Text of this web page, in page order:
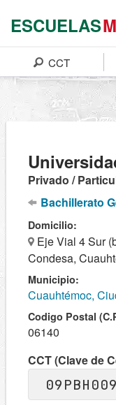
ESCUELAS
CCT
Privado /
Bachillerato
Domicilio:
Eje Vial 4 Sur
Condesa,
Municipio:
Cuauhtémoc,
Codigo Postal
06140
CCT (Clave de